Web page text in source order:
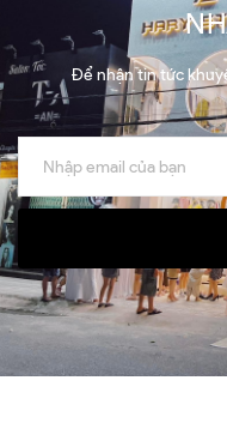
Để nhận tin tức